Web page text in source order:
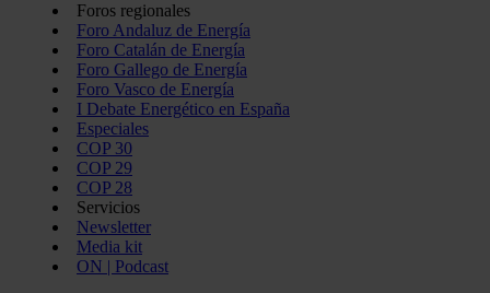
Foros regionales
Foro Andaluz de Energía
Foro Catalán de Energía
Foro Gallego de Energía
Foro Vasco de Energía
I Debate Energético en España
Especiales
COP 30
COP 29
COP 28
Servicios
Newsletter
Media kit
ON | Podcast